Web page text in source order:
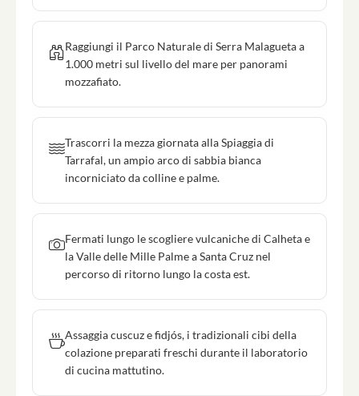
Raggiungi il Parco Naturale di Serra Malagueta a
1.000 metri sul livello del mare per panorami
mozzafiato.
Trascorri la mezza giornata alla Spiaggia di
Tarrafal, un ampio arco di sabbia bianca
incorniciato da colline e palme.
Fermati lungo le scogliere vulcaniche di Calheta e
la Valle delle Mille Palme a Santa Cruz nel
percorso di ritorno lungo la costa est.
Assaggia cuscuz e fidjós, i tradizionali cibi della
colazione preparati freschi durante il laboratorio
di cucina mattutino.